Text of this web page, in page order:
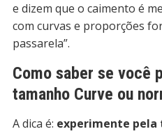
e dizem que o caimento é
com curvas e proporções
passarela”.
Como saber se você
tamanho Curve ou
A dica é: experimente pela